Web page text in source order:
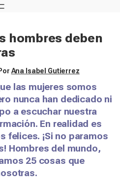
hombres deben
Por Ana Isabel Gutierrez
las mujeres somos
nunca han dedicado ni
a escuchar nuestra
En realidad es
felices. ¡Si no paramos
Hombres del mundo,
25 cosas que